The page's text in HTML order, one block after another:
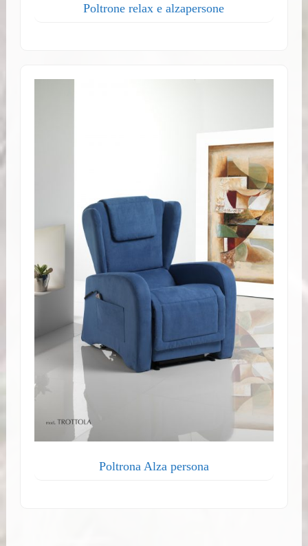
Poltrone relax e alzapersone
Poltrona Alza persona